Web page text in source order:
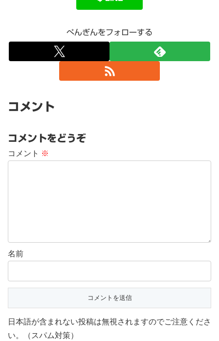
ぺんぎんをフォローする
コメント
コメントをどうぞ
コメント ※
名前
日本語が含まれない投稿は無視されますのでご注意くださ
い。（スパム対策）